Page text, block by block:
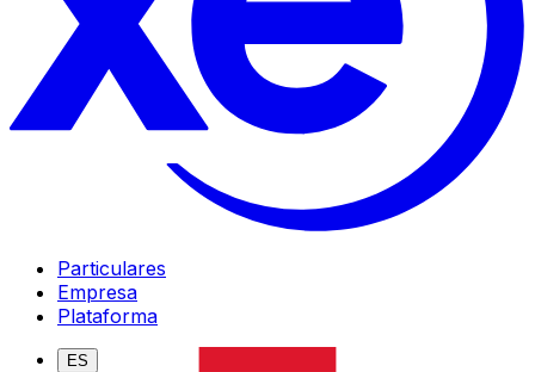
Particulares
Empresa
Plataforma
ES